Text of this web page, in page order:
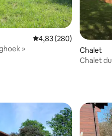
Évaluation moyenne
4,83 (280)
»
Chalet
Chalet du